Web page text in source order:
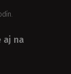
aj na